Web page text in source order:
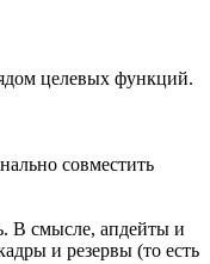
целевых функций.
совместить
В смысле, апдейты и
и резервы (то есть